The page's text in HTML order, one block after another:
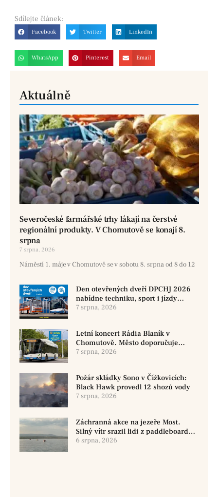
Sdílejte článek:
Facebook Twitter LinkedIn
WhatsApp Pinterest Email
Aktuálně
Severočeské farmářské trhy lákají na čerstvé
regionální produkty. V Chomutově se konají 8.
srpna
7 srpna, 2026
Náměstí 1. máje v Chomutově se v sobotu 8. srpna od 8 do 12
Den otevřených dveří DPCHJ 2026
nabídne techniku, sport i jízdy
historickými vozy
7 srpna, 2026
Letní koncert Rádia Blaník v
Chomutově. Město doporučuje
využít MHD
7 srpna, 2026
Požár skládky Sono v Čížkovicích:
Black Hawk provedl 12 shozů vody
7 srpna, 2026
Záchranná akce na jezeře Most.
Silný vítr srazil lidi z paddleboardů,
dvě osoby se pohřešují
6 srpna, 2026